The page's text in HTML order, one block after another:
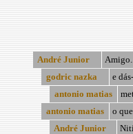
André Junior
godric nazka
e
antonio matias
antonio matias
o
André Junior